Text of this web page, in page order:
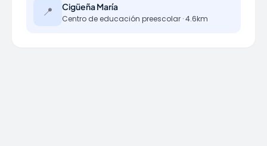
📍 Cigüeña María
Centro de educación preescolar · 4.6km